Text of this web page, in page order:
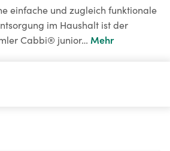
einfache und zugleich funktionale
im Haushalt ist der
Cabbi® junior… Mehr